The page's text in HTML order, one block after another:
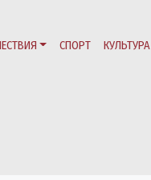
СПОРТ КУЛЬТУРА